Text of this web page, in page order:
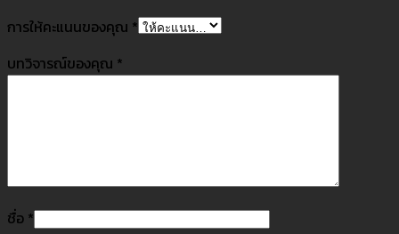
การให้คะแนนของคุณ *
บทวิจารณ์ของคุณ *
ชื่อ *